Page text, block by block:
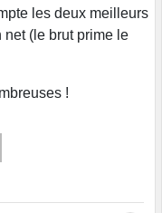
les deux meilleurs
net (le brut prime le
!